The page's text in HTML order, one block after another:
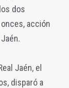
dos
acción
Jaén, el
disparó a